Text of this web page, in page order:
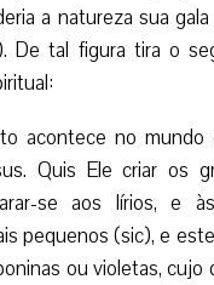
a natureza sua
De tal figura tira o
acontece no mundo
Quis Ele criar os
se aos lírios, e
pequenos (sic), e
ou violetas, cujo